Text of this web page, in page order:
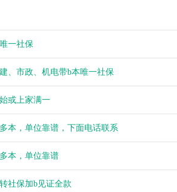
空城
空城
一社保
、市政、机电带b本唯一社保
或上家满一
本，单位靠谱，下面电话联系
本，单位靠谱
社保加b见证全款